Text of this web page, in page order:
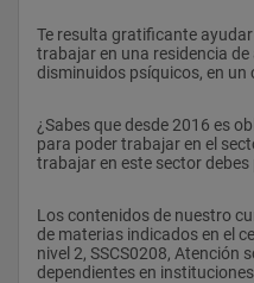
Te resulta gratificante
trabajar en una residencia
disminuidos psíquicos, en un
¿Sabes que desde 2016 es
para poder trabajar en el
trabajar en este sector
Los contenidos de nuestro
de materias indicados en el
nivel 2, SSCS0208, Atención
dependientes en